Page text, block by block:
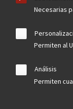
Necesarias
Permiten al
Análisis
Permiten